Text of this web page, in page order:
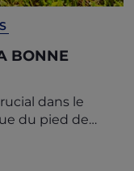
BONNE
dans le
du pied de